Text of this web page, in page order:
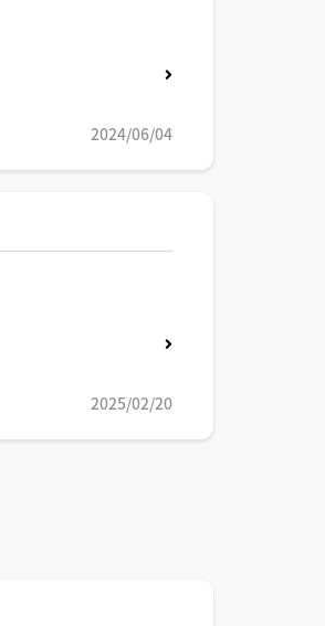
2024/06/04
2025/02/20